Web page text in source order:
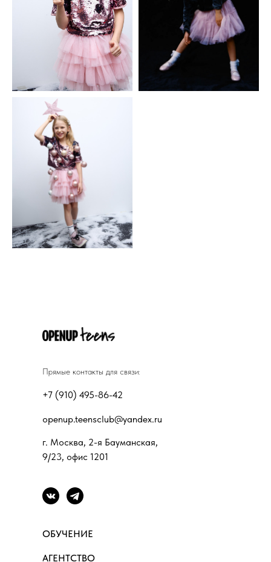
г. Москва, 2-я Бауманская,
9/23, офис 1201
+7 (910) 495-86-42
openup.teensclub@yandex.ru
Прямые контакты для связи:
ОБУЧЕНИЕ
АГЕНТСТВО